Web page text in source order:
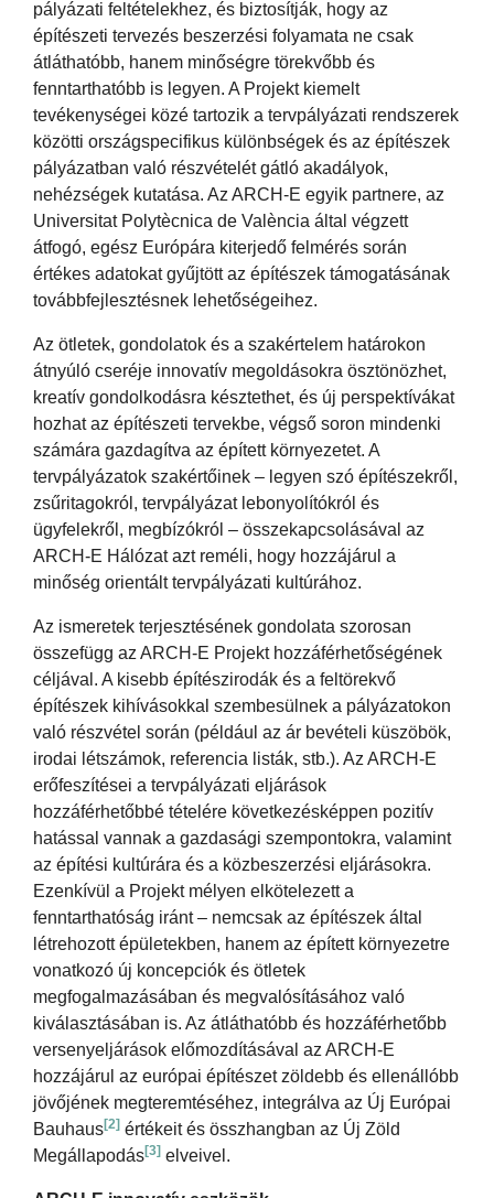
pályázati feltételekhez, és biztosítják, hogy az
építészeti tervezés beszerzési folyamata ne csak
átláthatóbb, hanem minőségre törekvőbb és
fenntarthatóbb is legyen. A Projekt kiemelt
tevékenységei közé tartozik a tervpályázati rendszerek
közötti országspecifikus különbségek és az építészek
pályázatban való részvételét gátló akadályok,
nehézségek kutatása. Az ARCH-E egyik partnere, az
Universitat Polytècnica de València által végzett
átfogó, egész Európára kiterjedő felmérés során
értékes adatokat gyűjtött az építészek támogatásának
továbbfejlesztésnek lehetőségeihez.
Az ötletek, gondolatok és a szakértelem határokon
átnyúló cseréje innovatív megoldásokra ösztönözhet,
kreatív gondolkodásra késztethet, és új perspektívákat
hozhat az építészeti tervekbe, végső soron mindenki
számára gazdagítva az épített környezetet. A
tervpályázatok szakértőinek – legyen szó építészekről,
zsűritagokról, tervpályázat lebonyolítókról és
ügyfelekről, megbízókról – összekapcsolásával az
ARCH-E Hálózat azt reméli, hogy hozzájárul a
minőség orientált tervpályázati kultúrához.
Az ismeretek terjesztésének gondolata szorosan
összefügg az ARCH-E Projekt hozzáférhetőségének
céljával. A kisebb építészirodák és a feltörekvő
építészek kihívásokkal szembesülnek a pályázatokon
való részvétel során (például az ár bevételi küszöbök,
irodai létszámok, referencia listák, stb.). Az ARCH-E
erőfeszítései a tervpályázati eljárások
hozzáférhetőbbé tételére következésképpen pozitív
hatással vannak a gazdasági szempontokra, valamint
az építési kultúrára és a közbeszerzési eljárásokra.
Ezenkívül a Projekt mélyen elkötelezett a
fenntarthatóság iránt – nemcsak az építészek által
létrehozott épületekben, hanem az épített környezetre
vonatkozó új koncepciók és ötletek
megfogalmazásában és megvalósításához való
kiválasztásában is. Az átláthatóbb és hozzáférhetőbb
versenyeljárások előmozdításával az ARCH-E
hozzájárul az európai építészet zöldebb és ellenállóbb
jövőjének megteremtéséhez, integrálva az Új Európai
Bauhaus[2] értékeit és összhangban az Új Zöld
Megállapodás[3] elveivel.